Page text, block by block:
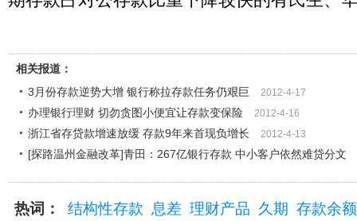
相关报道：
3月份存款逆势大增 银行称拉存款任务仍艰巨
2012-4-17
办理银行理财 切勿贪图小便宜让存款变保险 2012-4-16
浙江省存贷款增速放缓 存款9年来首现负增长 2012-4-13
[探路温州金融改革]青田：267亿银行存款 中小客户依然难贷分文
热词： 结构性存款 息差 理财产品 久期 存款余额